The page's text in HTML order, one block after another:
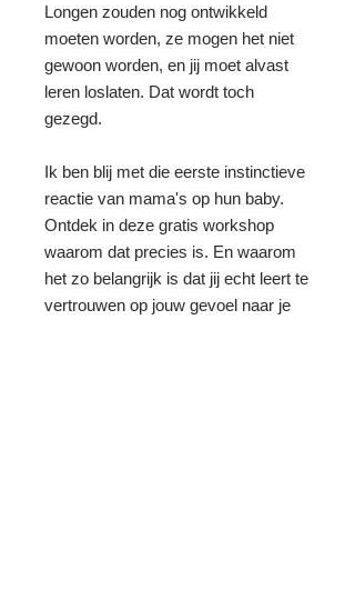
Longen zouden nog ontwikkeld
moeten worden, ze mogen het niet
gewoon worden, en jij moet alvast
leren loslaten. Dat wordt toch
gezegd.
Ik ben blij met die eerste instinctieve
reactie van mama's op hun baby.
Ontdek in deze gratis workshop
waarom dat precies is. En waarom
het zo belangrijk is dat jij echt leert te
vertrouwen op jouw gevoel naar je